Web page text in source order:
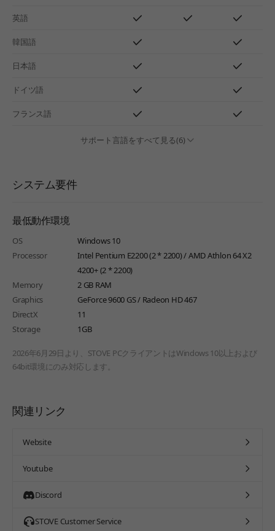
英語
韓国語
日本語
ドイツ語
フランス語
サポート言語をすべて見る(6)
システム要件
最低動作環境
OS
Windows 10
Processor
Intel Pentium E2200 (2 * 2200) / AMD Athlon 64 X2
4200+ (2 * 2200)
Memory
2 GB RAM
Graphics
GeForce 9600 GS / Radeon HD 467
DirectX
11
Storage
1GB
2026年6月29日より、STOVE PCクライアントはWindows 10以上および
64bit環境にのみ対応します。
関連リンク
Website
Youtube
Discord
STOVE Customer Service